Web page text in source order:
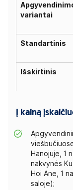
variantai
Standartinis
Išskirtinis
Į kainą
Hanojuje, 1
nakvynės
Hoi Ane, 1
saloje);